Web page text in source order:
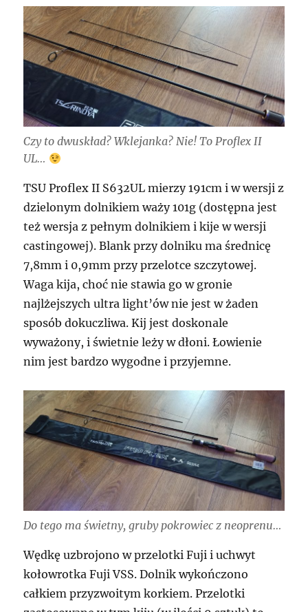
Czy to dwuskład? Wklejanka? Nie! To Proflex II
UL…
TSU Proflex II S632UL mierzy 191cm i w wersji z
dzielonym dolnikiem waży 101g (dostępna jest
też wersja z pełnym dolnikiem i kije w wersji
castingowej). Blank przy dolniku ma średnicę
7,8mm i 0,9mm przy przelotce szczytowej.
Waga kija, choć nie stawia go w gronie
najlżejszych ultra light’ów nie jest w żaden
sposób dokuczliwa. Kij jest doskonale
wyważony, i świetnie leży w dłoni. Łowienie
nim jest bardzo wygodne i przyjemne.
Do tego ma świetny, gruby pokrowiec z neoprenu…
Wędkę uzbrojono w przelotki Fuji i uchwyt
kołowrotka Fuji VSS. Dolnik wykończono
całkiem przyzwoitym korkiem. Przelotki